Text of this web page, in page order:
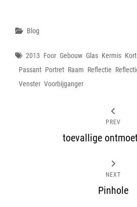
Categories
Blog
Tags
2013 Foor Gebouw Glas Kermis
Passant Portret Raam Reflectie
Venster Voorbijganger
PREV
toevallige
NEXT
Pinhole